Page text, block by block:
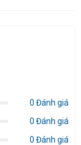
0 Đánh giá
0 Đánh giá
0 Đánh giá